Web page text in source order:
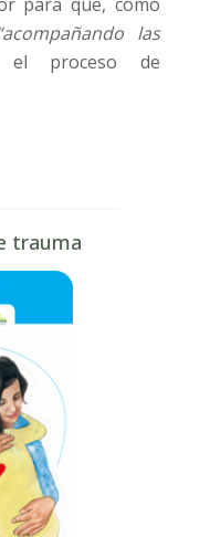
las
proceso de
trauma